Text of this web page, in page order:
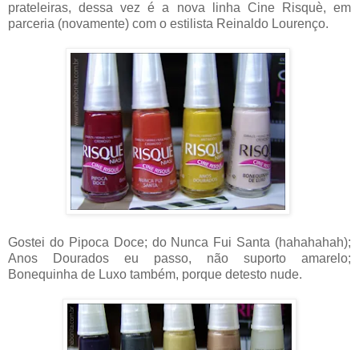
prateleiras, dessa vez é a nova linha Cine Risquè, em
parceria (novamente) com o estilista Reinaldo Lourenço.
Gostei do Pipoca Doce; do Nunca Fui Santa (hahahahah);
Anos Dourados eu passo, não suporto amarelo;
Bonequinha de Luxo também, porque detesto nude.